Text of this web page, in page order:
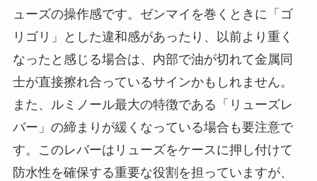
ューズの操作感です。ゼンマイを巻くときに「ゴ
リゴリ」とした違和感があったり、以前より重く
なったと感じる場合は、内部で油が切れて金属同
士が直接擦れ合っているサインかもしれません。
また、ルミノール最大の特徴である「リューズレ
バー」の締まりが緩くなっている場合も要注意で
す。このレバーはリューズをケースに押し付けて
防水性を確保する重要な役割を担っていますが、